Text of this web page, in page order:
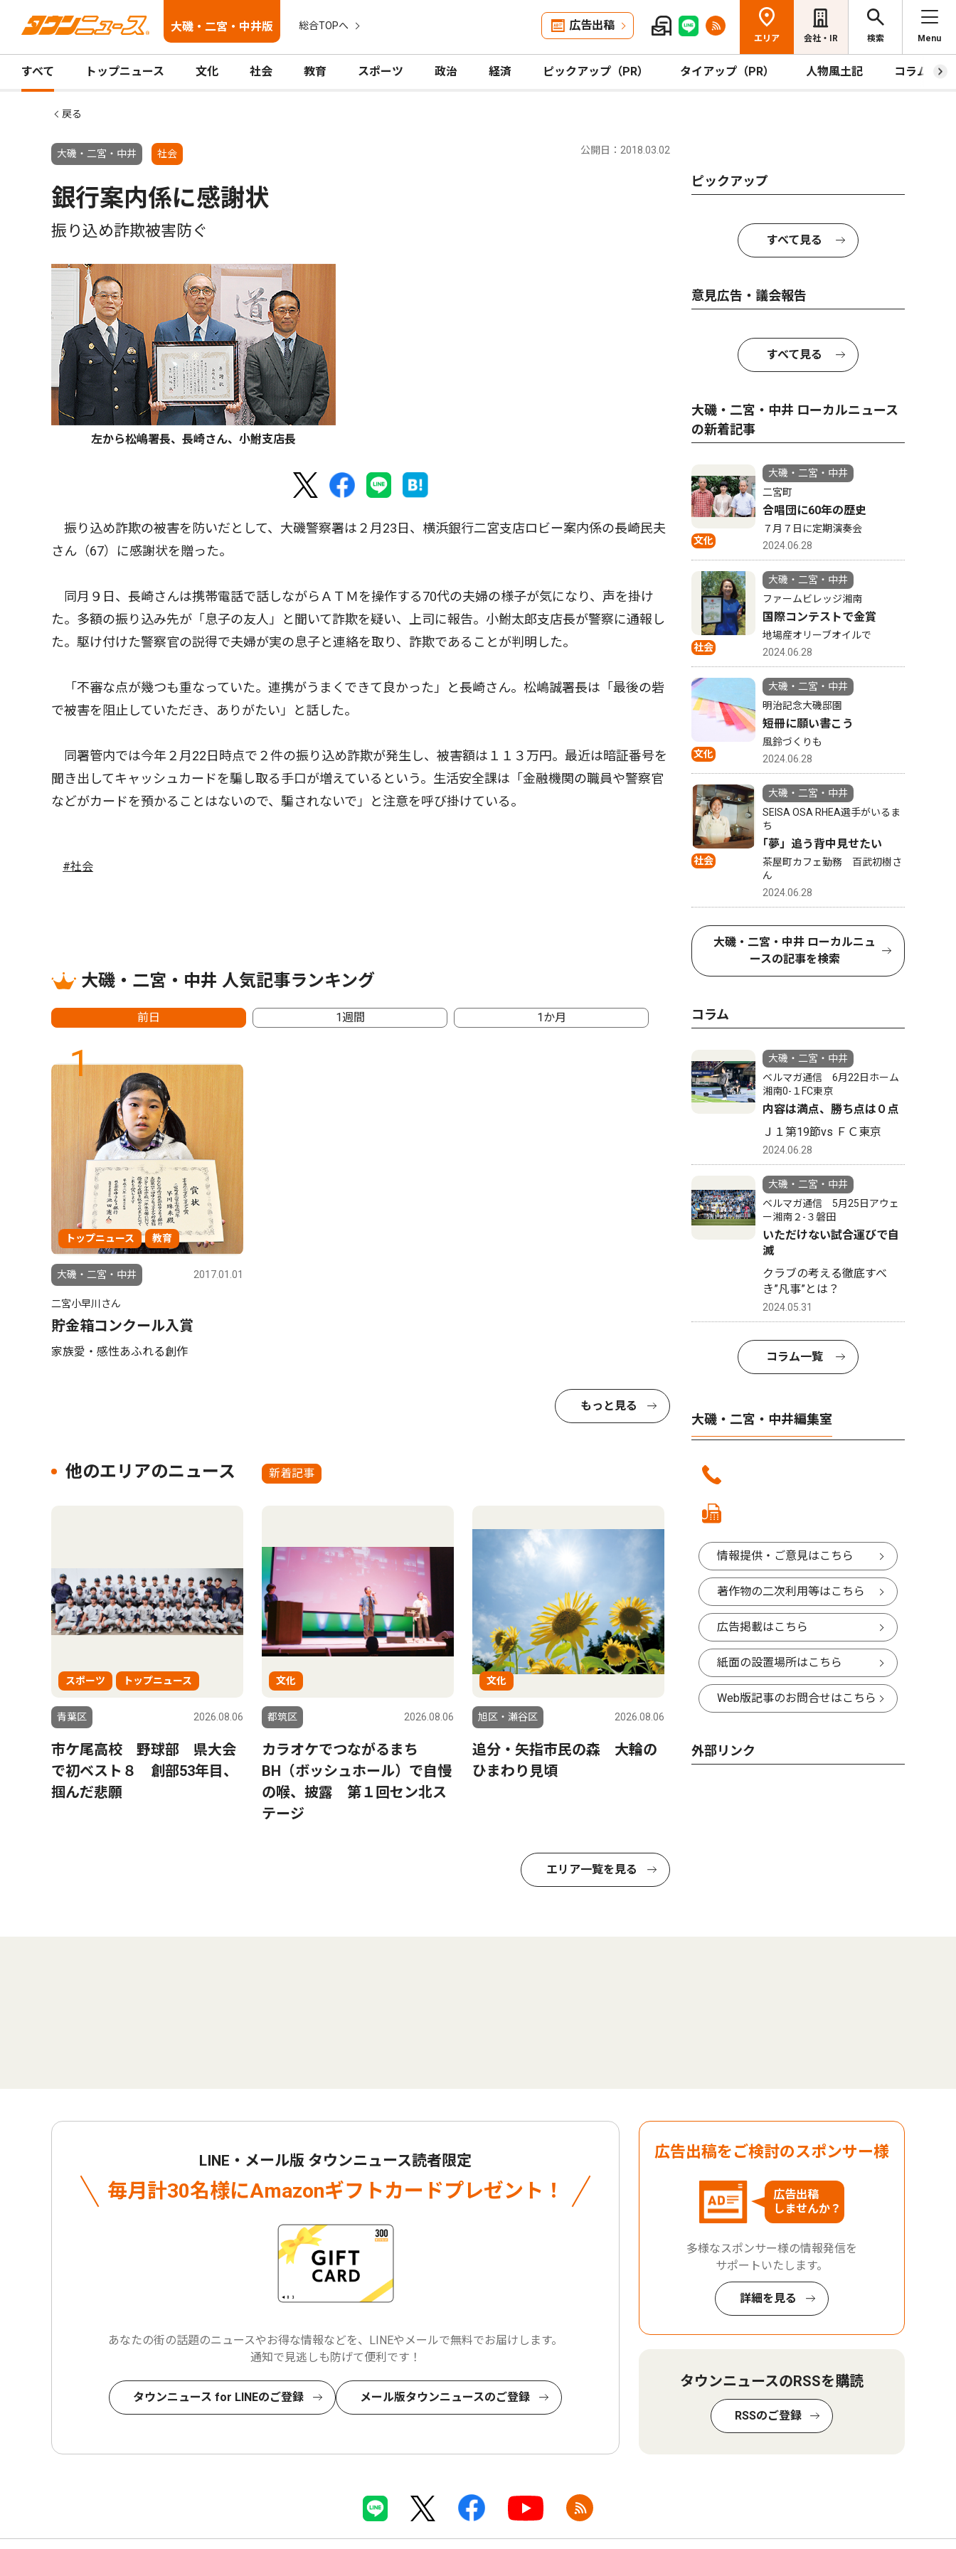
大磯・二宮・中井版 総合TOPへ 広告出稿
エリア 会社・IR 検索 Menu
すべて トップニュース 文化 社会 教育 スポーツ 政治 経済 ピックアップ（PR） タイアップ（PR） 人物風土記 コラム
戻る
大磯・二宮・中井 社会 公開日：2018.03.02
銀行案内係に感謝状
振り込め詐欺被害防ぐ
左から松嶋署長、長崎さん、小鮒支店長
振り込め詐欺の被害を防いだとして、大磯警察署は２月23日、横浜銀行二宮支店ロビー案内係の長崎民夫
さん（67）に感謝状を贈った。
同月９日、長崎さんは携帯電話で話しながらＡＴＭを操作する70代の夫婦の様子が気になり、声を掛け
た。多額の振り込み先が「息子の友人」と聞いて詐欺を疑い、上司に報告。小鮒太郎支店長が警察に通報し
た。駆け付けた警察官の説得で夫婦が実の息子と連絡を取り、詐欺であることが判明した。
「不審な点が幾つも重なっていた。連携がうまくできて良かった」と長崎さん。松嶋誠署長は「最後の砦
で被害を阻止していただき、ありがたい」と話した。
同署管内では今年２月22日時点で２件の振り込め詐欺が発生し、被害額は１１３万円。最近は暗証番号を
聞き出してキャッシュカードを騙し取る手口が増えているという。生活安全課は「金融機関の職員や警察官
などがカードを預かることはないので、騙されないで」と注意を呼び掛けている。
#社会
大磯・二宮・中井 人気記事ランキング
前日 1週間 1か月
1
トップニュース 教育
大磯・二宮・中井 2017.01.01
二宮小早川さん
貯金箱コンクール入賞
家族愛・感性あふれる創作
もっと見る
他のエリアのニュース 新着記事
スポーツ トップニュース
青葉区 2026.08.06
市ケ尾高校 野球部 県大会
で初ベスト８ 創部53年目、
掴んだ悲願
文化
都筑区 2026.08.06
カラオケでつながるまち
BH（ボッシュホール）で自慢
の喉、披露 第１回セン北ス
テージ
文化
旭区・瀬谷区 2026.08.06
追分・矢指市民の森 大輪の
ひまわり見頃
エリア一覧を見る
ピックアップ
すべて見る
意見広告・議会報告
すべて見る
大磯・二宮・中井 ローカルニュース
の新着記事
文化
大磯・二宮・中井
二宮町
合唱団に60年の歴史
７月７日に定期演奏会
2024.06.28
社会
大磯・二宮・中井
ファームビレッジ湘南
国際コンテストで金賞
地場産オリーブオイルで
2024.06.28
文化
大磯・二宮・中井
明治記念大磯邸園
短冊に願い書こう
風鈴づくりも
2024.06.28
社会
大磯・二宮・中井
SEISA OSA RHEA選手がいるま
ち
｢夢」追う背中見せたい
茶屋町カフェ勤務 百武初樹さ
ん
2024.06.28
大磯・二宮・中井 ローカルニュ
ースの記事を検索
コラム
大磯・二宮・中井
ベルマガ通信 6月22日ホーム
湘南0-１FC東京
内容は満点、勝ち点は０点
Ｊ１第19節vs ＦＣ東京
2024.06.28
大磯・二宮・中井
ベルマガ通信 5月25日アウェ
ー湘南２-３磐田
いただけない試合運びで自
滅
クラブの考える徹底すべ
き”凡事”とは？
2024.05.31
コラム一覧
大磯・二宮・中井編集室
情報提供・ご意見はこちら
著作物の二次利用等はこちら
広告掲載はこちら
紙面の設置場所はこちら
Web版記事のお問合せはこちら
外部リンク
LINE・メール版 タウンニュース読者限定
毎月計30名様にAmazonギフトカードプレゼント！
あなたの街の話題のニュースやお得な情報などを、LINEやメールで無料でお届けします。
通知で見逃しも防げて便利です！
タウンニュース for LINEのご登録 メール版タウンニュースのご登録
広告出稿をご検討のスポンサー様
広告出稿
しませんか？
多様なスポンサー様の情報発信を
サポートいたします。
詳細を見る
タウンニュースのRSSを購読
RSSのご登録